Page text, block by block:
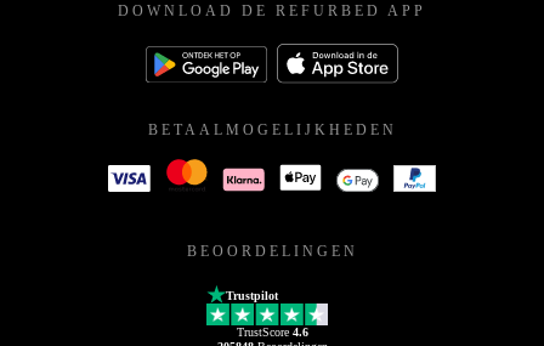
DOWNLOAD DE REFURBED APP
BETAALMOGELIJKHEDEN
BEOORDELINGEN
Trustpilot
TrustScore 4.6